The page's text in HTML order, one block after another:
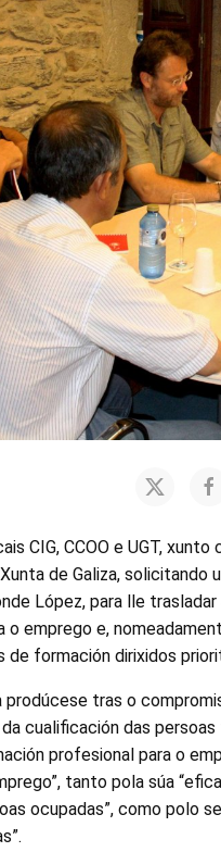
CIG, CCOO e UGT,
de Galiza, solicitando
López, para lle
o emprego e,
de formación dirixidos
prodúcese tras o
da cualificación das
profesional para o
tanto pola súa
ocupadas”, como polo